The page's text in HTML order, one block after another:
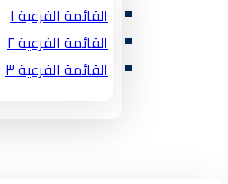
القائمة الفرعية ١
القائمة الفرعية ٢
القائمة الفرعية ٣